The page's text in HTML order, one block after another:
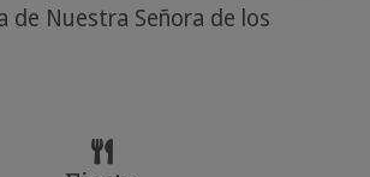
de Nuestra Señora de los